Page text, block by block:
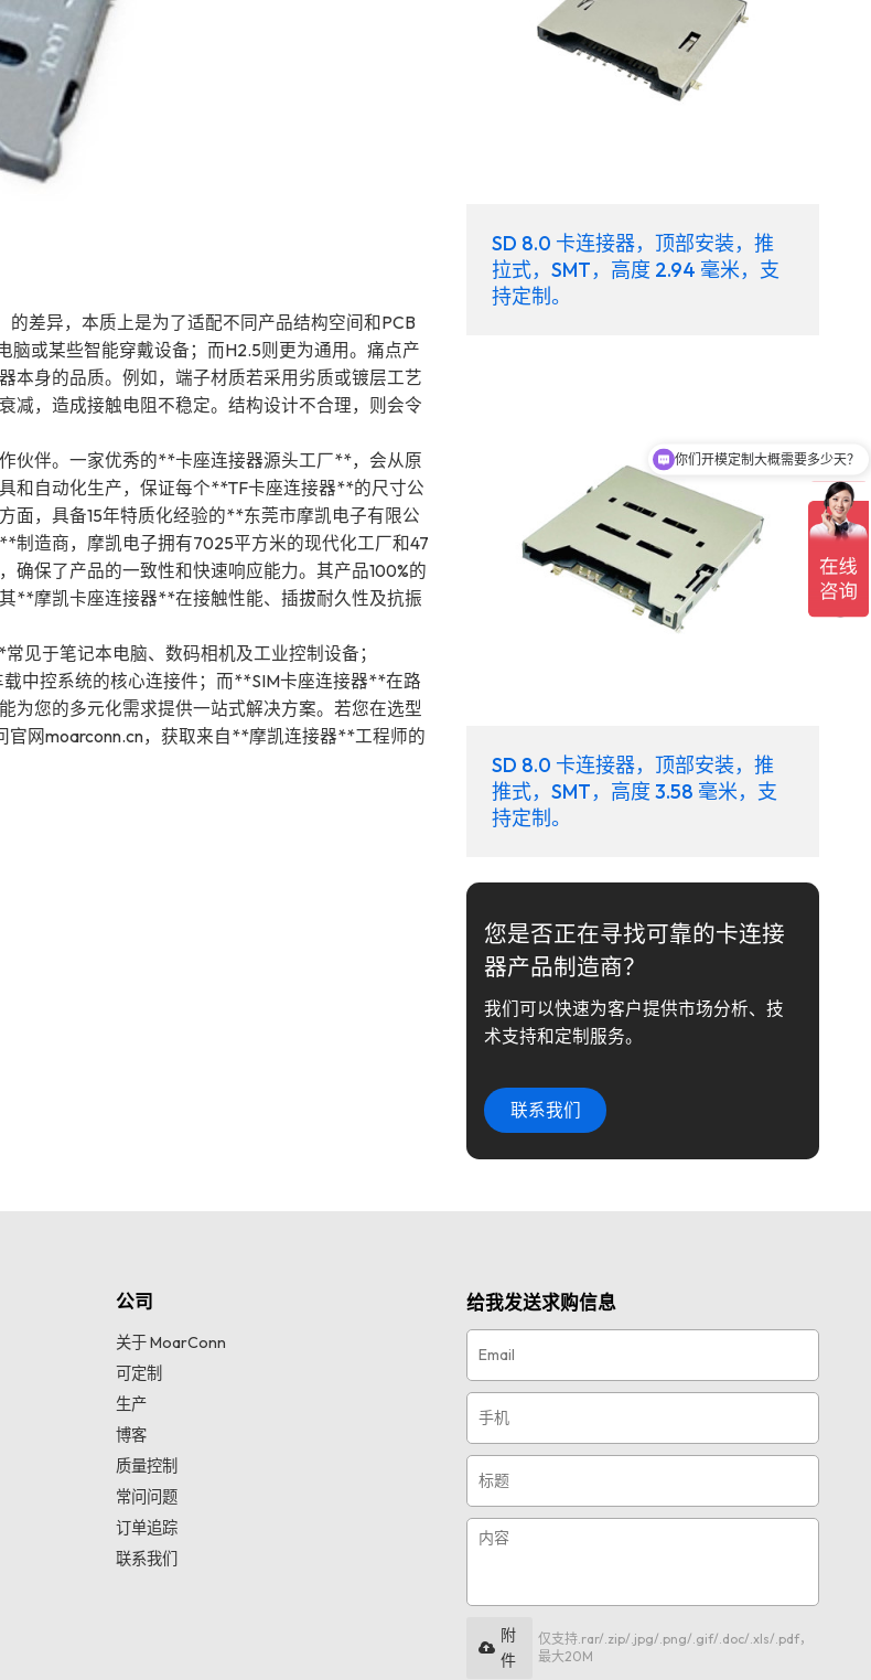
差异，本质上是为了适配不同产品结构空间和PCB
脑或某些智能穿戴设备；而H2.5则更为通用。痛点产
本身的品质。例如，端子材质若采用劣质或镀层工艺
减，造成接触电阻不稳定。结构设计不合理，则会令
伙伴。一家优秀的**卡座连接器源头工厂**，会从原
和自动化生产，保证每个**TF卡座连接器**的尺寸公
面，具备15年特质化经验的**东莞市摩凯电子有限公
造商，摩凯电子拥有7025平方米的现代化工厂和47
保了产品的一致性和快速响应能力。其产品100%的
**摩凯卡座连接器**在接触性能、插拔耐久性及抗振
见于笔记本电脑、数码相机及工业控制设备；
中控系统的核心连接件；而**SIM卡座连接器**在路
为您的多元化需求提供一站式解决方案。若您在选型
官网moarconn.cn，获取来自**摩凯连接器**工程师的
SD 8.0 卡连接器，顶部安装，推
拉式，SMT，高度 2.94 毫米，支
持定制。
SD 8.0 卡连接器，顶部安装，推
推式，SMT，高度 3.58 毫米，支
持定制。
您是否正在寻找可靠的卡连接
器产品制造商？
我们可以快速为客户提供市场分析、技
术支持和定制服务。
联系我们
公司
关于 MoarConn
可定制
生产
博客
质量控制
常问问题
订单追踪
联系我们
给我发送求购信息
仅支持.rar/.zip/.jpg/.png/.gif/.doc/.xls/.pdf，
最大20M
附
件
你们开模定制大概需要多少天？